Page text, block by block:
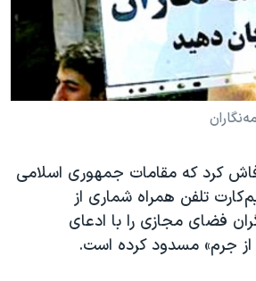
۲۰۲۴
اسرائیل
آزادی
فاش کرد که مقامات جمهوری اسلامی
تلفن همراه شماری از
فضای مجازی را با ادعای
جرم» مسدود کرده است.